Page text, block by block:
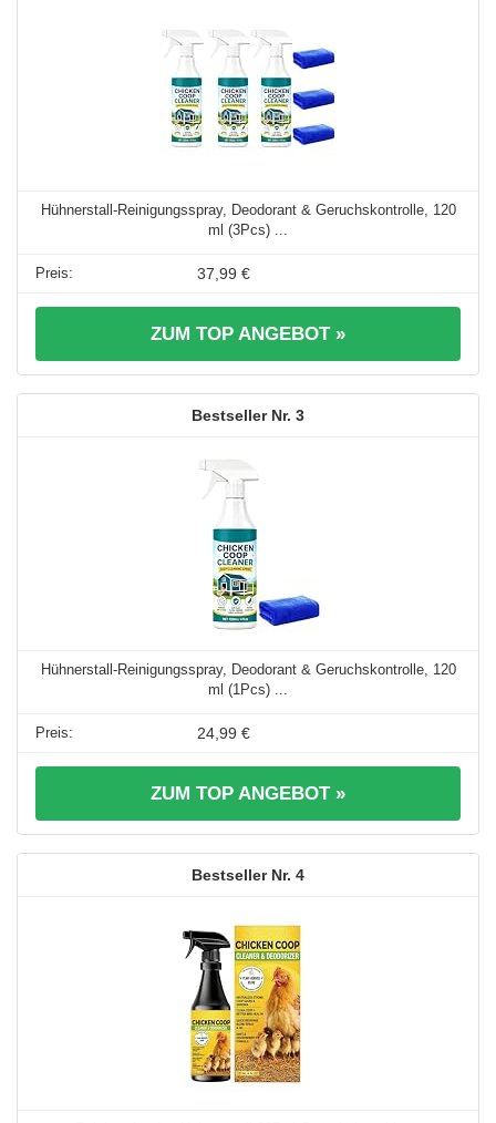
Hühnerstall-Reinigungsspray, Deodorant & Geruchskontrolle, 120
ml (3Pcs) ...
37,99 €
ZUM TOP ANGEBOT »
3
Hühnerstall-Reinigungsspray, Deodorant & Geruchskontrolle, 120
ml (1Pcs) ...
24,99 €
ZUM TOP ANGEBOT »
4